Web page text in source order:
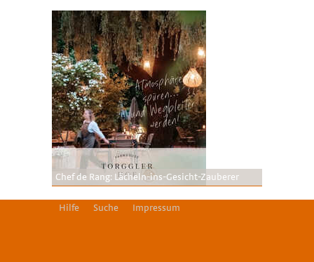
Chef de Rang: Lächeln-ins-Gesicht-Zauberer
Hilfe Suche Impressum